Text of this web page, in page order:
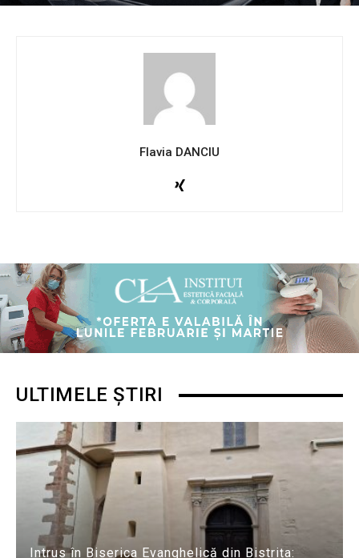
Flavia DANCIU
ULTIMELE ȘTIRI
Intrus în Biserica Evanghelică din Bistrița: